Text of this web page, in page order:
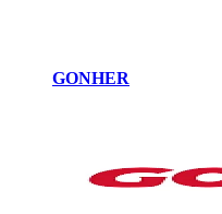
GONHER